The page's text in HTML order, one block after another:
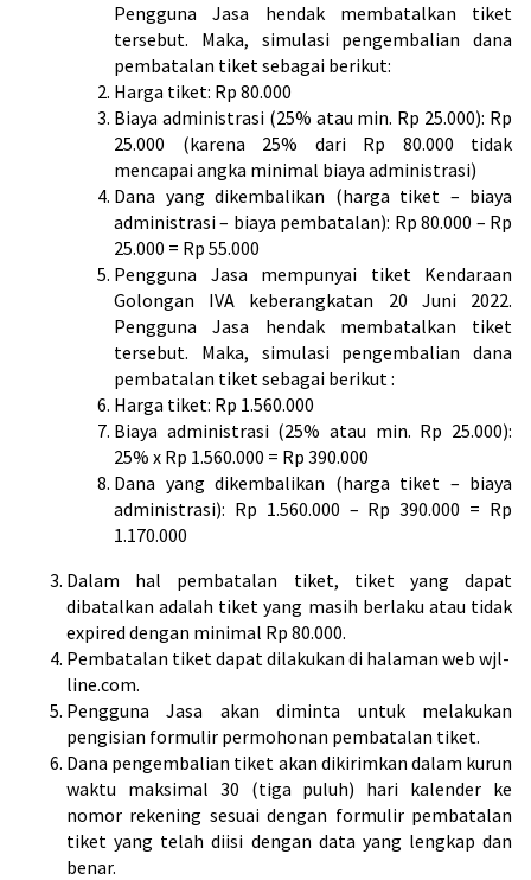
Pengguna Jasa hendak membatalkan tiket
tersebut. Maka, simulasi pengembalian dana
pembatalan tiket sebagai berikut:
Harga tiket: Rp 80.000
Biaya administrasi (25% atau min. Rp 25.000): Rp
25.000 (karena 25% dari Rp 80.000 tidak
mencapai angka minimal biaya administrasi)
Dana yang dikembalikan (harga tiket – biaya
administrasi – biaya pembatalan): Rp 80.000 – Rp
25.000 = Rp 55.000
Pengguna Jasa mempunyai tiket Kendaraan
Golongan IVA keberangkatan 20 Juni 2022.
Pengguna Jasa hendak membatalkan tiket
tersebut. Maka, simulasi pengembalian dana
pembatalan tiket sebagai berikut :
Harga tiket: Rp 1.560.000
Biaya administrasi (25% atau min. Rp 25.000):
25% x Rp 1.560.000 = Rp 390.000
Dana yang dikembalikan (harga tiket – biaya
administrasi): Rp 1.560.000 – Rp 390.000 = Rp
1.170.000
Dalam hal pembatalan tiket, tiket yang dapat
dibatalkan adalah tiket yang masih berlaku atau tidak
expired dengan minimal Rp 80.000.
Pembatalan tiket dapat dilakukan di halaman web wjl-
line.com.
Pengguna Jasa akan diminta untuk melakukan
pengisian formulir permohonan pembatalan tiket.
Dana pengembalian tiket akan dikirimkan dalam kurun
waktu maksimal 30 (tiga puluh) hari kalender ke
nomor rekening sesuai dengan formulir pembatalan
tiket yang telah diisi dengan data yang lengkap dan
benar.